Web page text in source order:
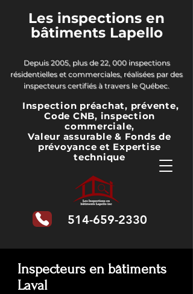
Les inspections en
bâtiments Lapello
Depuis 2005, plus de 22, 000 inspections
résidentielles et commerciales, réalisées par des
inspecteurs certifiés à travers le Québec.
Inspection préachat, prévente,
Code CNB, inspection
commerciale,
Valeur assurable & Fonds de
prévoyanceet Expertise
technique
514-659-2330
Inspecteurs en bâtiments
Laval